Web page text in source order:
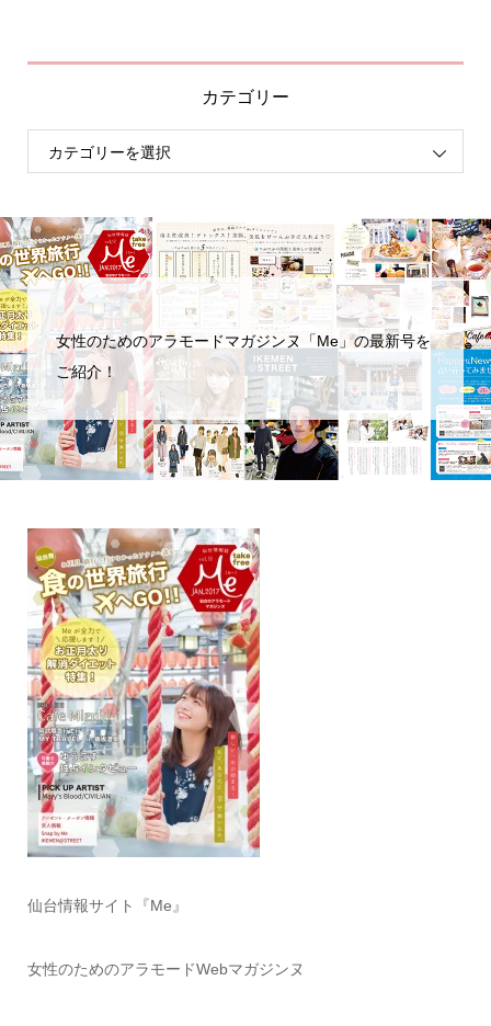
カテゴリー
女性のためのアラモードマガジンヌ「Me」の最新号を
ご紹介！
仙台情報サイト『Me』
女性のためのアラモードWebマガジンヌ